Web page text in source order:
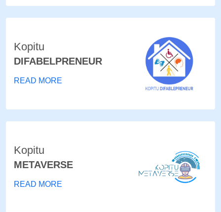
Kopitu
DIFABELPRENEUR
READ MORE
Kopitu
METAVERSE
READ MORE